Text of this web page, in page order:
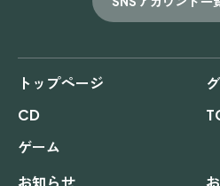
トップページ
CD
ゲーム
お知らせ